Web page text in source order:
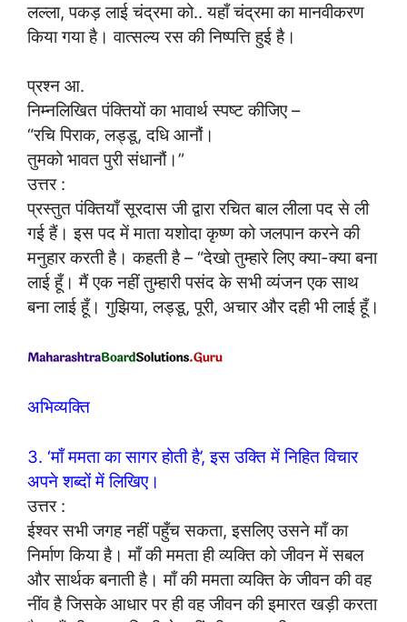
लल्ला, पकड़ लाई चंद्रमा को.. यहाँ चंद्रमा का मानवीकरण
किया गया है। वात्सल्य रस की निष्पत्ति हुई है।
प्रश्न आ.
निम्नलिखित पंक्तियों का भावार्थ स्पष्ट कीजिए –
“रचि पिराक, लड्डू, दधि आनौं।
तुमको भावत पुरी संधानौं।”
उत्तर :
प्रस्तुत पंक्तियाँ सूरदास जी द्वारा रचित बाल लीला पद से ली
गई हैं। इस पद में माता यशोदा कृष्ण को जलपान करने की
मनुहार करती है। कहती है – “देखो तुम्हारे लिए क्या-क्या बना
लाई हूँ। मैं एक नहीं तुम्हारी पसंद के सभी व्यंजन एक साथ
बना लाई हूँ। गुझिया, लड्डू, पूरी, अचार और दही भी लाई हूँ।
अभिव्यक्ति
3. ‘माँ ममता का सागर होती है’, इस उक्ति में निहित विचार
अपने शब्दों में लिखिए।
उत्तर :
ईश्वर सभी जगह नहीं पहुँच सकता, इसलिए उसने माँ का
निर्माण किया है। माँ की ममता ही व्यक्ति को जीवन में सबल
और सार्थक बनाती है। माँ की ममता व्यक्ति के जीवन की वह
नींव है जिसके आधार पर ही वह जीवन की इमारत खड़ी करता